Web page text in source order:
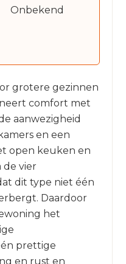
Onbekend
grotere gezinnen
comfort met
aanwezigheid
en een
open keuken en
de vier
dit type niet één
Daardoor
het
prettige
en rust en